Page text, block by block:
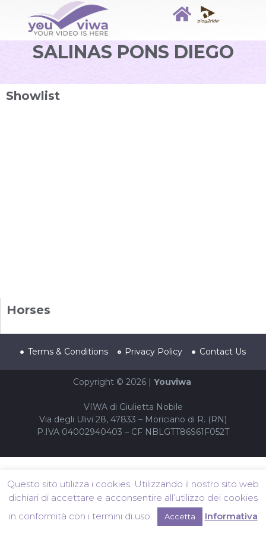
SALINAS PONS DIEGO
Showlist
Horses
Terms & Conditions Privacy Policy Contact Us
Copyright © 2026 | Youviwa
VIWA di Giulietta Nobile
Via degli Ulivi 28, 47833 – Moriciano di R. (RN)
P.IVA 04002940403 – CF NBLGTT86S61F052T
Questo sito utilizza i cookies. Utilizzando il nostro sito web
dichiari di accettare e acconsentire all’utilizzo dei cookies
in conformità con i termini di uso.
Accetta Informativa